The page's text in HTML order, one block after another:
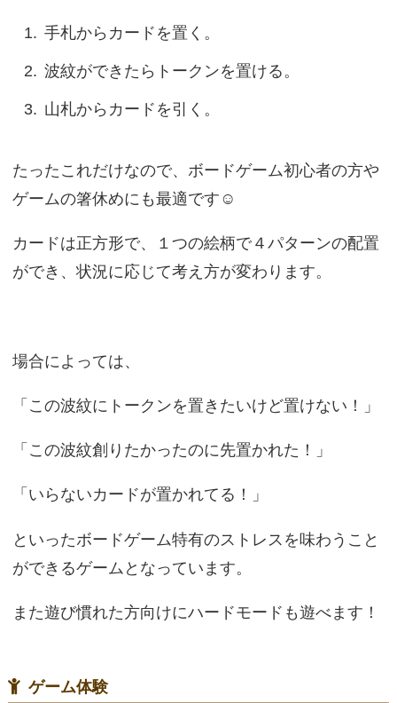
手札からカードを置く。
波紋ができたらトークンを置ける。
山札からカードを引く。
たったこれだけなので、ボードゲーム初心者の方や
ゲームの箸休めにも最適です☺️
カードは正方形で、１つの絵柄で４パターンの配置
ができ、状況に応じて考え方が変わります。
場合によっては、
「この波紋にトークンを置きたいけど置けない！」
「この波紋創りたかったのに先置かれた！」
「いらないカードが置かれてる！」
といったボードゲーム特有のストレスを味わうこと
ができるゲームとなっています。
また遊び慣れた方向けにハードモードも遊べます！
ゲーム体験